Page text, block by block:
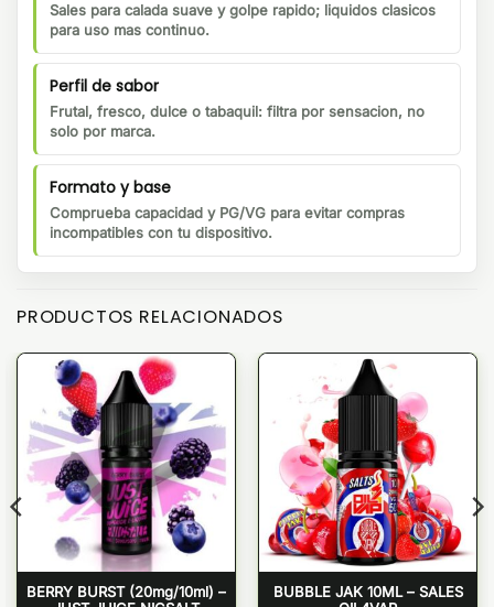
Sales para calada suave y golpe rapido; liquidos clasicos
para uso mas continuo.
Perfil de sabor
Frutal, fresco, dulce o tabaquil: filtra por sensacion, no
solo por marca.
Formato y base
Comprueba capacidad y PG/VG para evitar compras
incompatibles con tu dispositivo.
PRODUCTOS RELACIONADOS
BERRY BURST (20mg/10ml) –
BUBBLE JAK 10ML – SALES